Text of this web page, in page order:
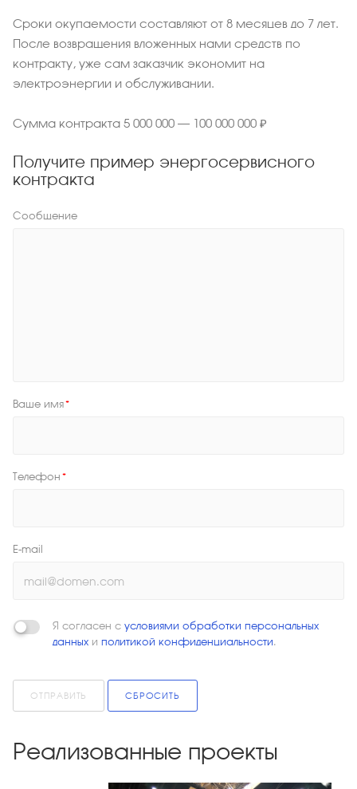
Сроки окупаемости составляют от 8 месяцев до 7 лет.
После возвращения вложенных нами средств по
контракту, уже сам заказчик экономит на
электроэнергии и обслуживании.
Сумма контракта 5 000 000 – 100 000 000 ₽
Получите пример энергосервисного
контракта
Сообщение
Ваше имя*
Телефон *
E-mail
Я согласен с условиями обработки персональных
данных и политикой конфиденциальности.
ОТПРАВИТЬ СБРОСИТЬ
Реализованные проекты